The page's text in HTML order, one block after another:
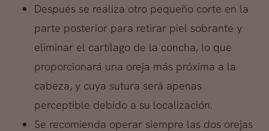
Después se realiza otro pequeño corte en la
parte posterior para retirar piel sobrante y
eliminar el cartílago de la concha, lo que
proporcionará una oreja más próxima a la
cabeza, y cuya sutura será apenas
perceptible debido a su localización.
Se recomienda operar siempre las dos orejas